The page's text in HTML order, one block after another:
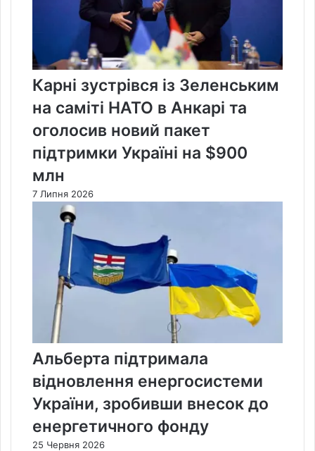
Карні зустрівся із Зеленським
на саміті НАТО в Анкарі та
оголосив новий пакет
підтримки Україні на $900
млн
7 Липня 2026
Альберта підтримала
відновлення енергосистеми
України, зробивши внесок до
енергетичного фонду
25 Червня 2026